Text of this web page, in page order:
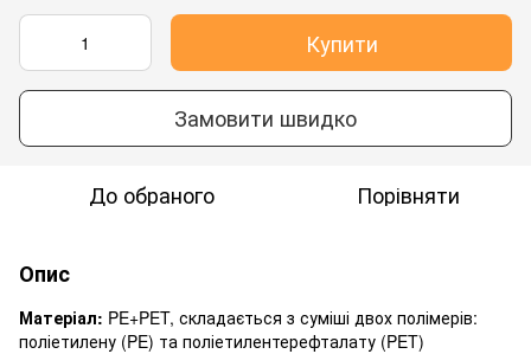
Купити
Замовити швидко
До обраного Порівняти
Опис
Матеріал: PE+PET, складається з суміші двох полімерів:
поліетилену (PE) та поліетилентерефталату (PET)